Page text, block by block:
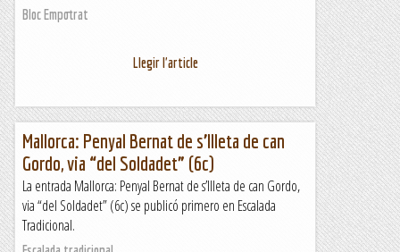
Bloc Empotrat
Llegir l'article
Mallorca: Penyal Bernat de s’Illeta de can
Gordo, via “del Soldadet” (6c)
La entrada Mallorca: Penyal Bernat de s’Illeta de can Gordo,
via “del Soldadet” (6c) se publicó primero en Escalada
Tradicional.